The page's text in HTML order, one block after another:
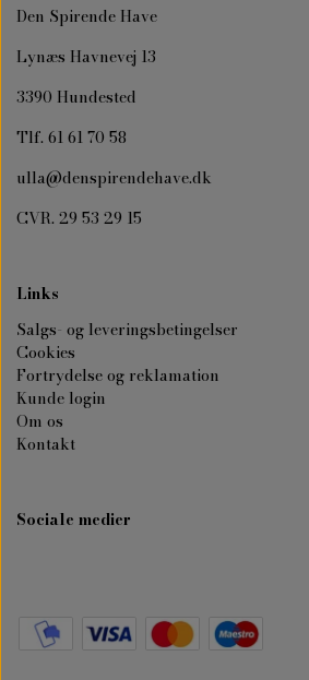
Den Spirende Have
Lynæs Havnevej 13
3390 Hundested
Tlf. 61 61 70 58
ulla@denspirendehave.dk
CVR. 29 53 29 15
Links
Salgs- og leveringsbetingelser
Cookies
Fortrydelse og reklamation
Kunde login
Om os
Kontakt
Sociale medier